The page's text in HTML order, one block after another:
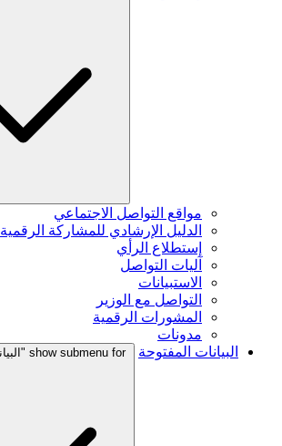
مواقع التواصل الاجتماعي
الدليل الإرشادي للمشاركة الرقمية
إستطلاع الرأي
آليات التواصل
الاستبيانات
التواصل مع الوزير
المشورات الرقمية
مدونات
البيانات المفتوحة
show submenu for "البيانات المفتوحة"